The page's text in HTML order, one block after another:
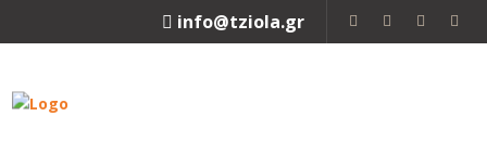
info@tziola.gr